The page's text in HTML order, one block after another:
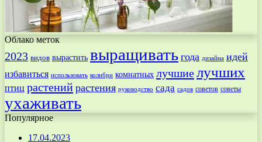
Облако меток
2023 видов вырастить выращивать года дизайна идей
избавиться использовать колибри комнатных лучшиелучших
птиц растений растения руководство сада садов советов советы
ухаживать
Популярное
17.04.2023